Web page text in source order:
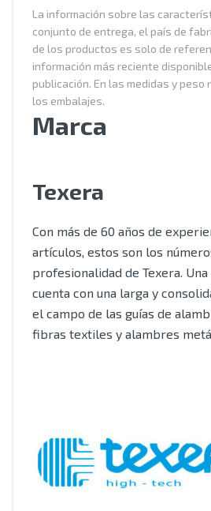
La información sobre las
conjunto de entrega, el país de
de los productos es solo de
información más reciente
publicación. En las medidas y peso
los embalajes.
Marca
Texera
Con más de 60 años de
artículos, estos son los
profesionalidad de Texera.
cuenta con una larga y
el campo de las guías de
fibras textiles y alambres